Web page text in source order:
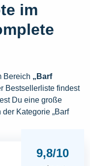
im
Bereich „Barf
Bestsellerliste findest
Du eine große
Kategorie „Barf
9,8/10